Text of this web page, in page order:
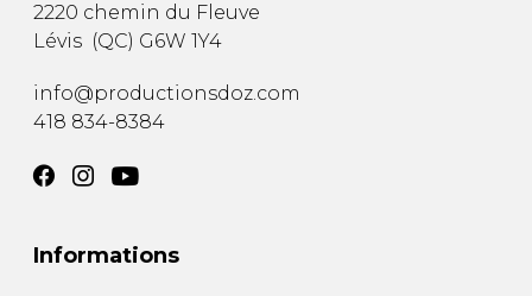
2220 chemin du Fleuve
Lévis (QC) G6W 1Y4
info@productionsdoz.com
418 834-8384
Informations